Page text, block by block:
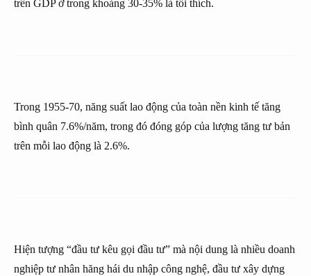
trên GDP ở trong khoảng 30-35% là tối thích.
Trong 1955-70, năng suất lao động của toàn nền kinh tế tăng
bình quân 7.6%/năm, trong đó đóng góp của lượng tăng tư bản
trên mỗi lao động là 2.6%.
Hiện tượng “đầu tư kêu gọi đầu tư” mà nội dung là nhiều doanh
nghiệp tư nhân hăng hái du nhập công nghệ, đầu tư xây dựng